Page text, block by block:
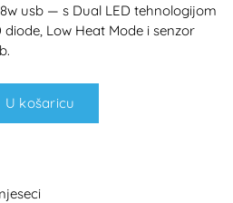
usb — s Dual LED tehnologijom
Low Heat Mode i senzor
U košaricu